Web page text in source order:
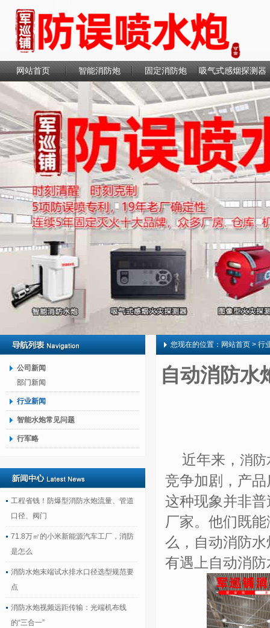
网站首页 智能消防炮 固定消防炮 吸气式感烟探测器
联系我们
公司新闻
部门新闻
行业新闻
智能水炮常见问题
行军略
工程省钱！防爆型消防水炮流量、管道
口径、阀门
71.8万㎡的小米新能源汽车工厂，消防
是怎么
消防水炮末端试水排水口径选型规范要
点
消防水炮视频远距传输：光端机布线
的“三合一”
您现在的位置： 网站首页 > 行
自动消防水
近年来， 消防
竞争加剧，产
这种现象并非
厂家。他们既
么， 自动消防
有遇上自动消